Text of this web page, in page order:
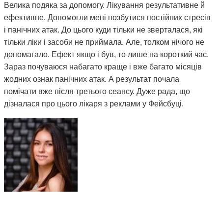
Велика подяка за допомогу. Лікування результативне й
ефективне. Допомогли мені позбутися постійних стресів
і панічних атак. До цього куди тільки не зверталася, які
тільки ліки і засоби не приймала. Але, толком нічого не
допомагало. Ефект якщо і був, то лише на короткий час.
Зараз почуваюся набагато краще і вже багато місяців
жодних ознак панічних атак. А результат почала
помічати вже після третього сеансу. Дуже рада, що
дізналася про цього лікаря з реклами у Фейсбуці.